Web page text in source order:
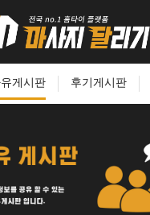
게시판 후기게시판